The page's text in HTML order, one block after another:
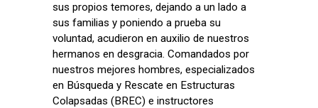
sus propios temores, dejando a un lado a
sus familias y poniendo a prueba su
voluntad, acudieron en auxilio de nuestros
hermanos en desgracia. Comandados por
nuestros mejores hombres, especializados
en Búsqueda y Rescate en Estructuras
Colapsadas (BREC) e instructores